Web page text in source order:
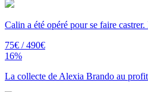
Calin a été opéré pour se faire castrer.
75€ / 490€
16%
La collecte de Alexia Brando au